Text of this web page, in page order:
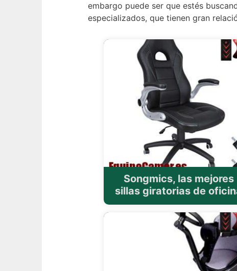
embargo puede ser que estés
especializados, que tienen gran
Songmics, las mejores
sillas giratorias de